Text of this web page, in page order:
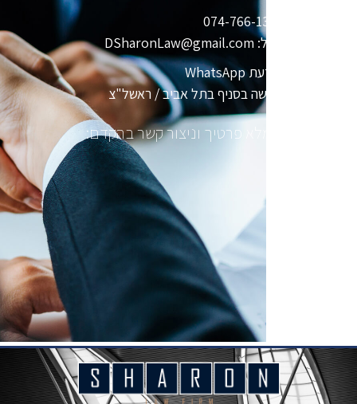
שלחו מייל: DSharonLaw@gmail.com
שלחו הודעת WhatsApp
קבעו פגישה בסניף בתל אביב / ראשל"צ
מלא פרטיך וניצור קשר בהקדם: